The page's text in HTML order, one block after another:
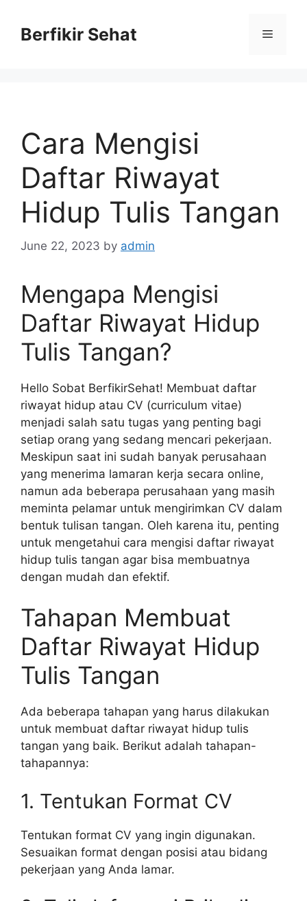
contentBerfikir Sehat Menu
Cara Mengisi
Daftar Riwayat
Hidup Tulis Tangan
June 22, 2023 by admin
Mengapa Mengisi
Daftar Riwayat Hidup
Tulis Tangan?
Hello Sobat BerfikirSehat! Membuat daftar
riwayat hidup atau CV (curriculum vitae)
menjadi salah satu tugas yang penting bagi
setiap orang yang sedang mencari pekerjaan.
Meskipun saat ini sudah banyak perusahaan
yang menerima lamaran kerja secara online,
namun ada beberapa perusahaan yang masih
meminta pelamar untuk mengirimkan CV dalam
bentuk tulisan tangan. Oleh karena itu, penting
untuk mengetahui cara mengisi daftar riwayat
hidup tulis tangan agar bisa membuatnya
dengan mudah dan efektif.
Tahapan Membuat
Daftar Riwayat Hidup
Tulis Tangan
Ada beberapa tahapan yang harus dilakukan
untuk membuat daftar riwayat hidup tulis
tangan yang baik. Berikut adalah tahapan-
tahapannya:
1. Tentukan Format CV
Tentukan format CV yang ingin digunakan.
Sesuaikan format dengan posisi atau bidang
pekerjaan yang Anda lamar.